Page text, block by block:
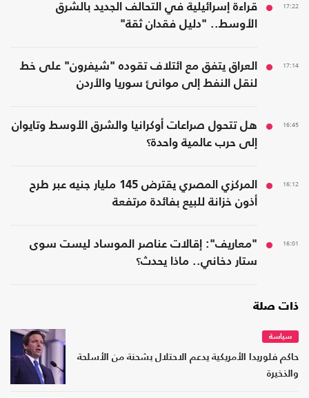
17:22
قراءة إسرائيلية في التحالف الجديد بالشرق
الأوسط.. "دليل فقدان ثقة"
17:14
العراق يتفق مع ائتلاف تقوده "شيفرون" على خط
لنقل النفط إلى موانئ سوريا والأردن
16:45
هل تتحول صراعات أوكرانيا والشرق الأوسط وتايوان
إلى حرب عالمية واحدة؟
16:12
المركزي المصري يقترض 145 مليار جنيه عبر طرح
أذون خزانة للبيع بفائدة مرتفعة
16:01
"معاريف": إقالات عناصر الموساد ليست سوى
ستار دخاني.. ماذا يحدث؟
ذات صلة
سياسة
حاكم فلوريدا الأمريكية يدعم الاحتلال بشحنة من الأسلحة
والذخيرة